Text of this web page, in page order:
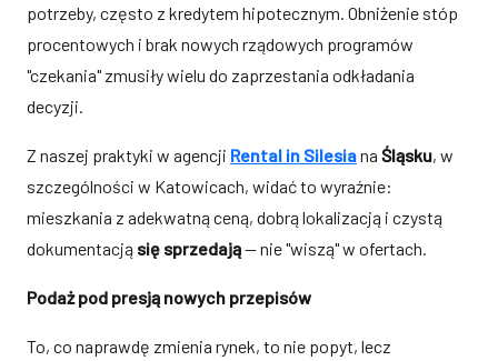
potrzeby, często z kredytem hipotecznym. Obniżenie stóp
procentowych i brak nowych rządowych programów
"czekania" zmusiły wielu do zaprzestania odkładania
decyzji.
Z naszej praktyki w agencji Rental in Silesiana Śląsku, w
szczególności w Katowicach, widać to wyraźnie:
mieszkania z adekwatną ceną, dobrą lokalizacją i czystą
dokumentacją się sprzedają— nie "wiszą" w ofertach.
Podaż pod presją nowych przepisów
To, co naprawdę zmienia rynek, to nie popyt, lecz